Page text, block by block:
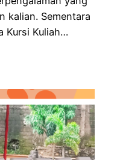
kalian. Sementara
Kursi Kuliah…